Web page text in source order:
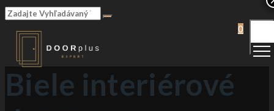
0
Biele interiérové